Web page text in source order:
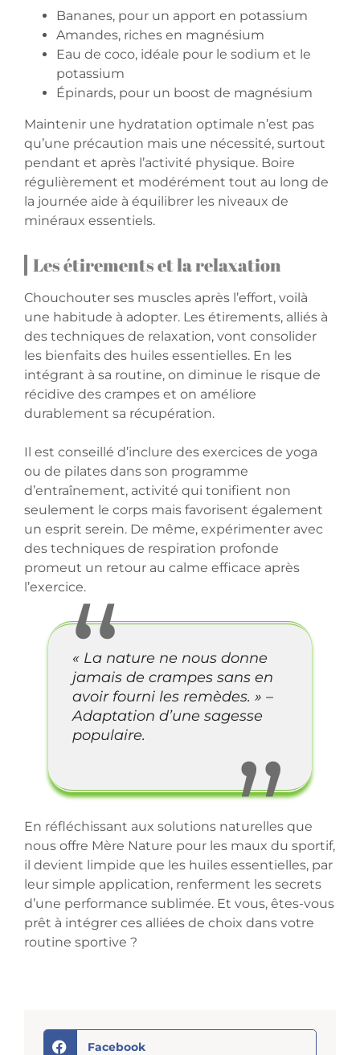
Bananes, pour un apport en potassium
Amandes, riches en magnésium
Eau de coco, idéale pour le sodium et le
potassium
Épinards, pour un boost de magnésium
Maintenir une hydratation optimale n’est pas
qu’une précaution mais une nécessité, surtout
pendant et après l’activité physique. Boire
régulièrement et modérément tout au long de
la journée aide à équilibrer les niveaux de
minéraux essentiels.
Les étirements et la relaxation
Chouchouter ses muscles après l’effort, voilà
une habitude à adopter. Les étirements, alliés à
des techniques de relaxation, vont consolider
les bienfaits des huiles essentielles. En les
intégrant à sa routine, on diminue le risque de
récidive des crampes et on améliore
durablement sa récupération.
Il est conseillé d’inclure des exercices de yoga
ou de pilates dans son programme
d’entraînement, activité qui tonifient non
seulement le corps mais favorisent également
un esprit serein. De même, expérimenter avec
des techniques de respiration profonde
promeut un retour au calme efficace après
l’exercice.
« La nature ne nous donne
jamais de crampes sans en
avoir fourni les remèdes. » –
Adaptation d’une sagesse
populaire.
En réfléchissant aux solutions naturelles que
nous offre Mère Nature pour les maux du sportif,
il devient limpide que les huiles essentielles, par
leur simple application, renferment les secrets
d’une performance sublimée. Et vous, êtes-vous
prêt à intégrer ces alliées de choix dans votre
routine sportive ?
Facebook